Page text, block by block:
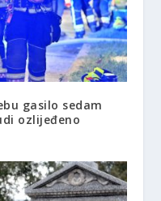
gasilo sedam
ozlijeđeno